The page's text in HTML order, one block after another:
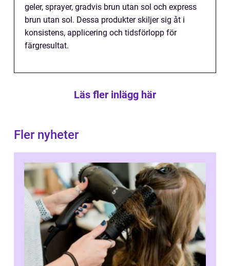
geler, sprayer, gradvis brun utan sol och express
brun utan sol. Dessa produkter skiljer sig åt i
konsistens, applicering och tidsförlopp för
färgresultat.
Läs fler inlägg här
Fler nyheter